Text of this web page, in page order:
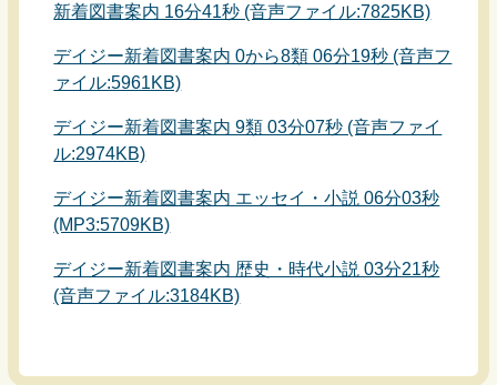
新着図書案内 16分41秒 (音声ファイル:7825KB)
デイジー新着図書案内 0から8類 06分19秒 (音声フ
ァイル:5961KB)
デイジー新着図書案内 9類 03分07秒 (音声ファイ
ル:2974KB)
デイジー新着図書案内 エッセイ・小説 06分03秒
(MP3:5709KB)
デイジー新着図書案内 歴史・時代小説 03分21秒
(音声ファイル:3184KB)